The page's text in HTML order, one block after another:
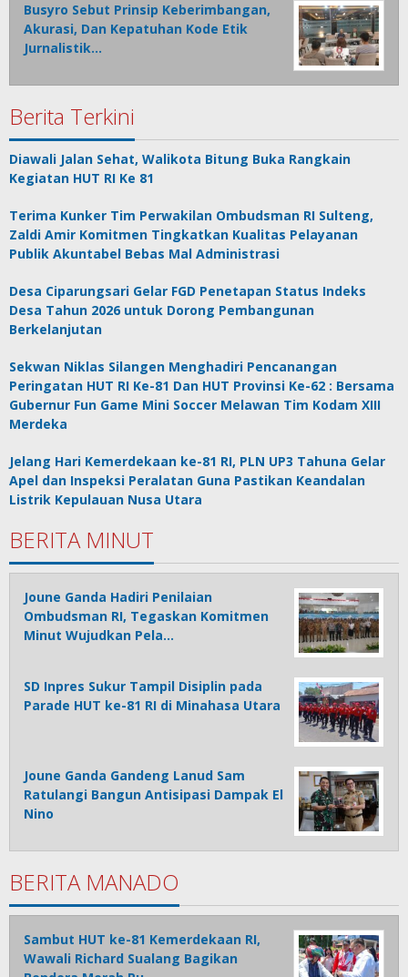
Busyro Sebut Prinsip Keberimbangan,
Akurasi, Dan Kepatuhan Kode Etik
Jurnalistik…
Berita Terkini
Diawali Jalan Sehat, Walikota Bitung Buka Rangkain
Kegiatan HUT RI Ke 81
Terima Kunker Tim Perwakilan Ombudsman RI Sulteng,
Zaldi Amir Komitmen Tingkatkan Kualitas Pelayanan
Publik Akuntabel Bebas Mal Administrasi
Desa Ciparungsari Gelar FGD Penetapan Status Indeks
Desa Tahun 2026 untuk Dorong Pembangunan
Berkelanjutan
Sekwan Niklas Silangen Menghadiri Pencanangan
Peringatan HUT RI Ke-81 Dan HUT Provinsi Ke-62 : Bersama
Gubernur Fun Game Mini Soccer Melawan Tim Kodam XIII
Merdeka
Jelang Hari Kemerdekaan ke-81 RI, PLN UP3 Tahuna Gelar
Apel dan Inspeksi Peralatan Guna Pastikan Keandalan
Listrik Kepulauan Nusa Utara
BERITA MINUT
Joune Ganda Hadiri Penilaian
Ombudsman RI, Tegaskan Komitmen
Minut Wujudkan Pela…
SD Inpres Sukur Tampil Disiplin pada
Parade HUT ke-81 RI di Minahasa Utara
Joune Ganda Gandeng Lanud Sam
Ratulangi Bangun Antisipasi Dampak El
Nino
BERITA MANADO
Sambut HUT ke-81 Kemerdekaan RI,
Wawali Richard Sualang Bagikan